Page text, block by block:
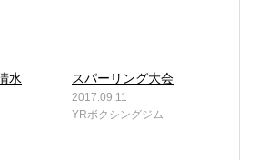
水 スパーリング大会
2017.09.11
YRボクシングジム